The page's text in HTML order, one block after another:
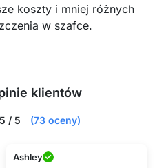
koszty i mniej różnych
w szafce.
klientów
/ 5 (73 oceny)
Ashley